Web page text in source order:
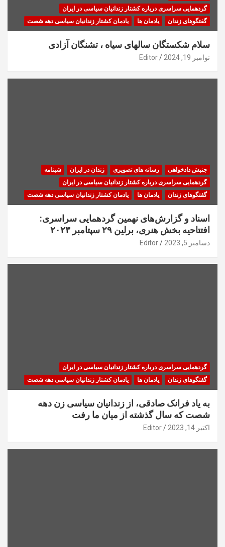
گردهمایی سراسری درباره کشتار زندانیان سیاسی در ایران
گفتگوهای زندان
یادمان ها یادمان کشتار زندانیان سیاسی دهه شصت
سلام شکستگان سالهای سیاه ، تشنگان آزادی
نوامبر 19, 2024 Editor
جنبش دادخواهی رسانه های تصویری زندان در ایران
شبنامه
گردهمایی سراسری درباره کشتار زندانیان سیاسی در ایران
گفتگوهای زندان
یادمان ها یادمان کشتار زندانیان سیاسی دهه شصت
اسناد و گزارش‌های نهمین گردهمایی سراسری:
افتتاحیه بخش هنری، برلین ۲۹ سپتامبر ۲۰۲۳
دسامبر 5, 2023 Editor
گردهمایی سراسری درباره کشتار زندانیان سیاسی در ایران
گفتگوهای زندان
یادمان ها یادمان کشتار زندانیان سیاسی دهه شصت
به یاد فرانک صادقی، از زندانیان سیاسی زن دهه
شصت که سال گذشته از میان ما رفت
اکتبر 14, 2023 Editor